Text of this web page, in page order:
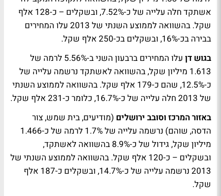
אשתקד חלה עלייה של כ-7.52%, ובשקלים – כ-128 אלף
שקל. בהשוואה לממוצע השנתי של 2013 עלו המחירים
בבירה בכ-16%, ובשקלים בכ-250 אלף שקל.
בגוש דן
עלו המחירים ברבעון השני ב-5.56% לרמה של
1.613 מיליון שקל, בהשוואה לאשתקד נרשמה עלייה של
כ-12.5%, שהם כ-179 אלף שקל. בהשוואה לממוצע השנתי
של 2013 חלה עלייה של כ-16.7%, כלומר כ-231 אלף שקל.
באזור המרכז וסובב ירושלים (מודיעים, בית שמש, צור
הדסה, שוהם) נרשמה עלייה של 1.7% לרמה של כ-1.466
מיליון שקל, גידול של כ-8.9% בהשוואה לאשתקד,
ובשקלים – כ-120 אלף שקל. בהשוואה לממוצע השנתי של
2013 נרשמה עלייה של כ-14.7%, ובשקלים כ-187 אלף
שקל.